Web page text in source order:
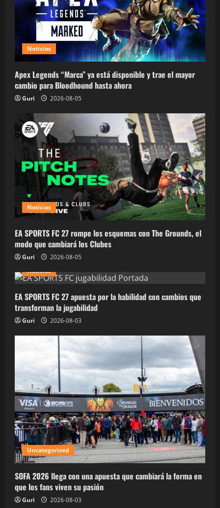
Noticias
Apex Legends “Marca” ya está disponible y trae el mayor
cambio para Bloodhound hasta ahora
Guri 2026-08-05
Noticias
EA SPORTS FC 27 rompe los esquemas con The Grounds, el
modo que cambiará los Clubes
Guri
2026-08-05
Noticias
EA SPORTS FC 27 apuesta por la habilidad con cambios que
transforman la jugabilidad
Guri 2026-08-03
Uncategorized
SOFA 2026 llega con una apuesta que cambiará la forma en
que los fans viven su pasión
Guri 2026-08-03